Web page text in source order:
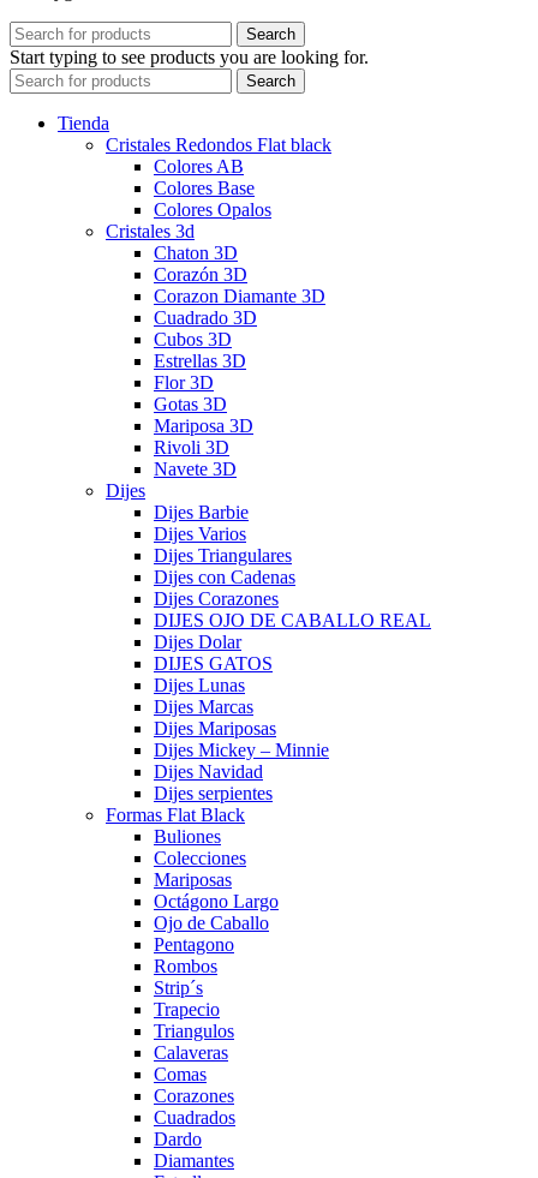
Search
Start typing to see products you are looking for.
Search
Tienda
Cristales Redondos Flat black
Colores AB
Colores Base
Colores Opalos
Cristales 3d
Chaton 3D
Corazón 3D
Corazon Diamante 3D
Cuadrado 3D
Cubos 3D
Estrellas 3D
Flor 3D
Gotas 3D
Mariposa 3D
Rivoli 3D
Navete 3D
Dijes
Dijes Barbie
Dijes Varios
Dijes Triangulares
Dijes con Cadenas
Dijes Corazones
DIJES OJO DE CABALLO REAL
Dijes Dolar
DIJES GATOS
Dijes Lunas
Dijes Marcas
Dijes Mariposas
Dijes Mickey – Minnie
Dijes Navidad
Dijes serpientes
Formas Flat Black
Buliones
Colecciones
Mariposas
Octágono Largo
Ojo de Caballo
Pentagono
Rombos
Strip´s
Trapecio
Triangulos
Calaveras
Comas
Corazones
Cuadrados
Dardo
Diamantes